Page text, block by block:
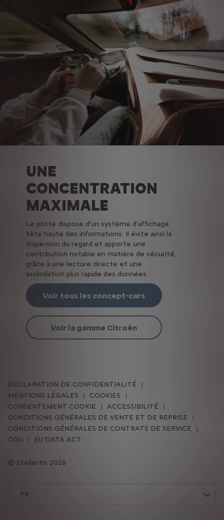
UNE
CONCENTRATION
MAXIMALE
Le pilote dispose d’un système d’affichage
tête haute des informations. Il évite ainsi la
dispersion du regard et apporte une
contribution notable en matière de sécurité,
grâce à une lecture directe et une
assimilation plus rapide des données.
Voir tous les concept-cars
Voir la gamme Citroën
FR
Stellantis 2026
DÉCLARATION DE CONFIDENTIALITÉ
MENTIONS LÉGALES
COOKIES
CONSENTEMENT COOKIE
ACCESSIBILITÉ
CONDITIONS GÉNÉRALES DE VENTE ET DE REPRISE
CONDITIONS GÉNÉRALES DE CONTRATS DE SERVICE
CGU
EU DATA ACT